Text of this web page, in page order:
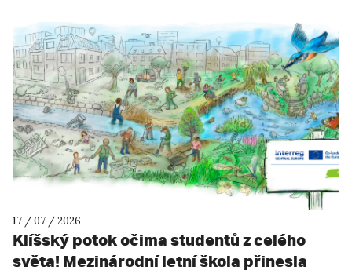
17 / 07 / 2026
Klíšský potok očima studentů z celého
světa! Mezinárodní letní škola přinesla